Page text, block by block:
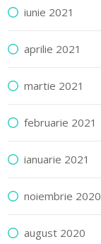
iunie 2021
aprilie 2021
martie 2021
februarie 2021
ianuarie 2021
noiembrie 2020
august 2020